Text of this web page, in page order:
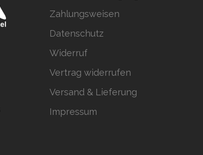
Zahlungsweisen
Datenschutz
Widerruf
Vertrag widerrufen
Versand & Lieferung
Impressum